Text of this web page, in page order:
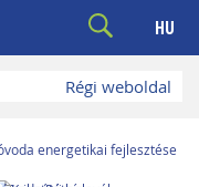
HU
Régi weboldal